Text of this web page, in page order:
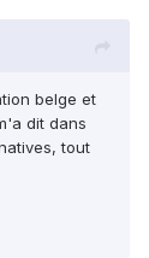
belge et
dit dans
tout